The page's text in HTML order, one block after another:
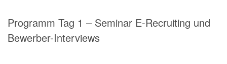
Programm Tag 1 – Seminar E-Recruiting und
Bewerber-Interviews